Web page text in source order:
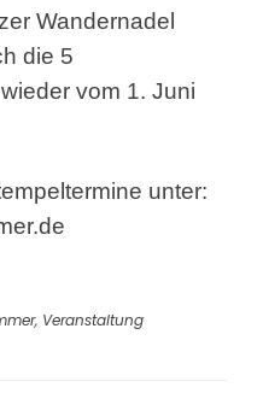
Wandernadel
die 5
vom 1. Juni
unter:
, Veranstaltung